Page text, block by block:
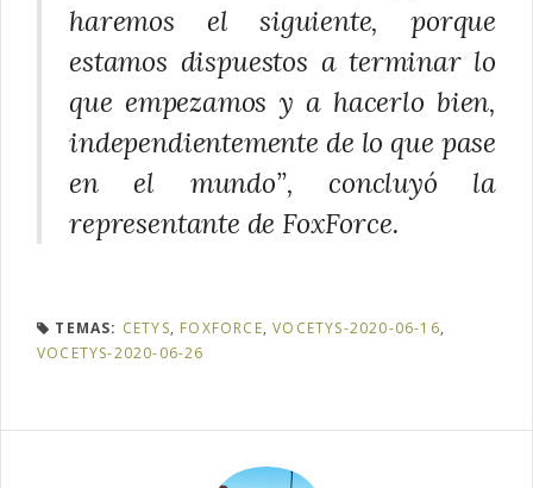
haremos el siguiente, porque
estamos dispuestos a terminar lo
que empezamos y a hacerlo bien,
independientemente de lo que pase
en el mundo”, concluyó la
representante de FoxForce.
TEMAS: CETYS, FOXFORCE,VOCETYS-2020-06-16,
VOCETYS-2020-06-26